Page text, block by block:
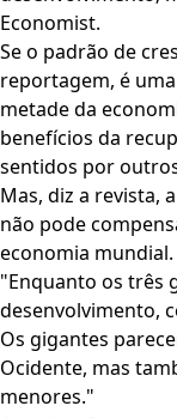
Economist.
Se o padrão de
reportagem, é
metade da
benefícios da
sentidos por
Mas, diz a revista,
não pode
economia mundial.
"Enquanto os três
desenvolvimento,
Os gigantes
Ocidente, mas
menores."